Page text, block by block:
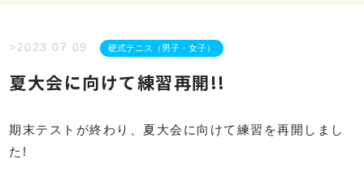
>2023.07.09 硬式テニス（男子・女子）
夏大会に向けて練習再開!!
期末テストが終わり、夏大会に向けて練習を再開しまし
た!